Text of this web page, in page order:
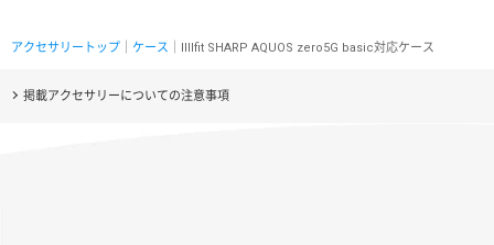
アクセサリートップ ケース ｜IIIIfit SHARP AQUOS zero5G basic対応ケース
掲載アクセサリーについての注意事項